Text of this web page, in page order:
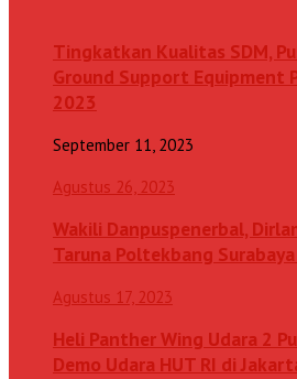
Tingkatkan Kualitas SDM,
Ground Support Equipment
2023
September 11, 2023
Agustus 26, 2023
Wakili Danpuspenerbal,
Taruna Poltekbang
Agustus 17, 2023
Heli Panther Wing Udara 2
Demo Udara HUT RI di